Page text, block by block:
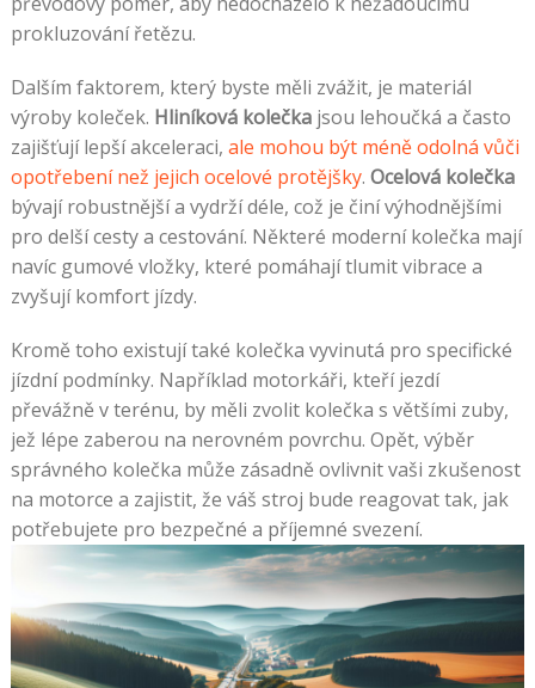
prokluzování řetězu.
Dalším faktorem, který byste měli zvážit, je materiál
výroby koleček. Hliníková kolečkajsou lehoučká a často
zajišťují lepší akceleraci, ale mohou být méně odolná vůči
opotřebení než jejich ocelové protějšky. Ocelová kolečka
bývají robustnější a vydrží déle, což je činí výhodnějšími
pro delší cesty a cestování. Některé moderní kolečka mají
navíc gumové vložky, které pomáhají tlumit vibrace a
zvyšují komfort jízdy.
Kromě toho existují také kolečka vyvinutá pro specifické
jízdní podmínky. Například motorkáři, kteří jezdí
převážně v terénu, by měli zvolit kolečka s většími zuby,
jež lépe zaberou na nerovném povrchu. Opět, výběr
správného kolečka může zásadně ovlivnit vaši zkušenost
na motorce a zajistit, že váš stroj bude reagovat tak, jak
potřebujete pro bezpečné a příjemné svezení.